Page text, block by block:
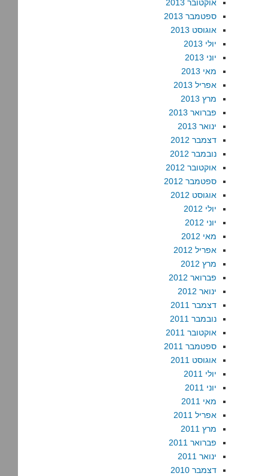
אוקטובר 2013
ספטמבר 2013
אוגוסט 2013
יולי 2013
יוני 2013
מאי 2013
אפריל 2013
מרץ 2013
פברואר 2013
ינואר 2013
דצמבר 2012
נובמבר 2012
אוקטובר 2012
ספטמבר 2012
אוגוסט 2012
יולי 2012
יוני 2012
מאי 2012
אפריל 2012
מרץ 2012
פברואר 2012
ינואר 2012
דצמבר 2011
נובמבר 2011
אוקטובר 2011
ספטמבר 2011
אוגוסט 2011
יולי 2011
יוני 2011
מאי 2011
אפריל 2011
מרץ 2011
פברואר 2011
ינואר 2011
דצמבר 2010